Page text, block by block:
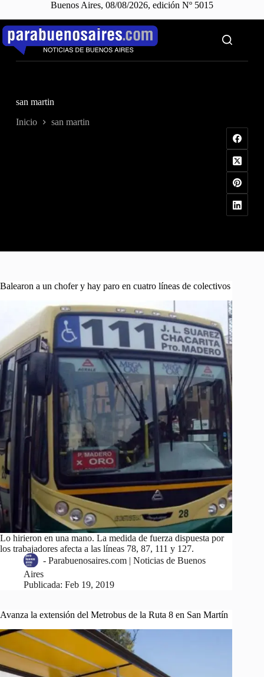
Buenos Aires, 08/08/2026, edición Nº 5015
Saltar
contenido
san martin
Inicio san martin
Balearon a un chofer y hay paro en cuatro líneas de colectivos
Lo hirieron en una mano. La medida de fuerza dispuesta por
los trabajadores afecta a las líneas 78, 87, 111 y 127.
- Parabuenosaires.com | Noticias de Buenos
Aires
Publicada: Feb 19, 2019
Avanza la extensión del Metrobus de la Ruta 8 en San Martín